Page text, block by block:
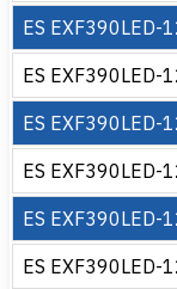
ES EXF390LED-
ES EXF390LED-
ES EXF390LED-
ES EXF390LED-
ES EXF390LED-
ES EXF390LED-